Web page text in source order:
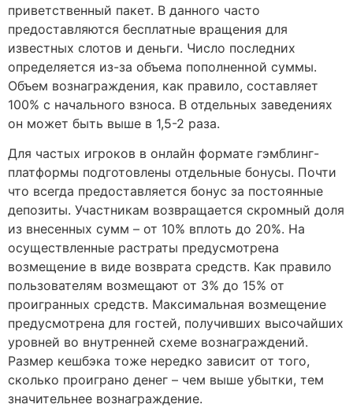
приветственный пакет. В данного часто
предоставляются бесплатные вращения для
известных слотов и деньги. Число последних
определяется из-за объема пополненной суммы.
Объем вознаграждения, как правило, составляет
100% с начального взноса. В отдельных заведениях
он может быть выше в 1,5-2 раза.
Для частых игроков в онлайн формате гэмблинг-
платформы подготовлены отдельные бонусы. Почти
что всегда предоставляется бонус за постоянные
депозиты. Участникам возвращается скромный доля
из внесенных сумм – от 10% вплоть до 20%. На
осуществленные растраты предусмотрена
возмещение в виде возврата средств. Как правило
пользователям возмещают от 3% до 15% от
проигранных средств. Максимальная возмещение
предусмотрена для гостей, получивших высочайших
уровней во внутренней схеме вознаграждений.
Размер кешбэка тоже нередко зависит от того,
сколько проиграно денег – чем выше убытки, тем
значительнее вознаграждение.